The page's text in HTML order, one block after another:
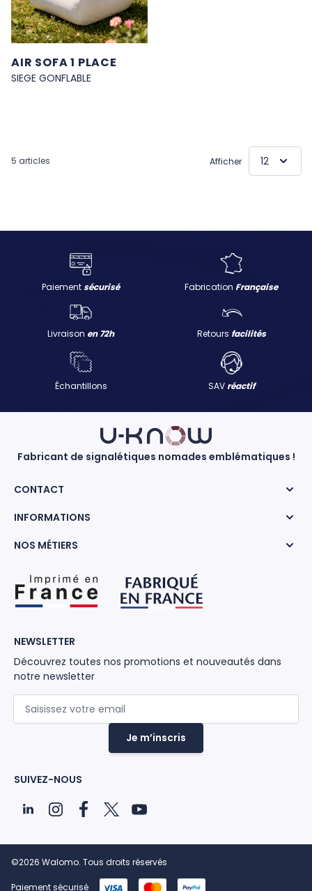
AIR SOFA 1 PLACE
SIEGE GONFLABLE
5 articles Afficher
Paiement sécurisé Fabrication Française
Livraison en 72h Retours facilités
Échantillons SAVréactif
Fabricant de signalétiques nomades emblématiques !
CONTACT
INFORMATIONS
NOS MÉTIERS
NEWSLETTER
Découvrez toutes nos promotions et nouveautés dans
notre newsletter
Je m’inscris
SUIVEZ-NOUS
©2026 Walomo. Tous droits réservés
Paiement sécurisé